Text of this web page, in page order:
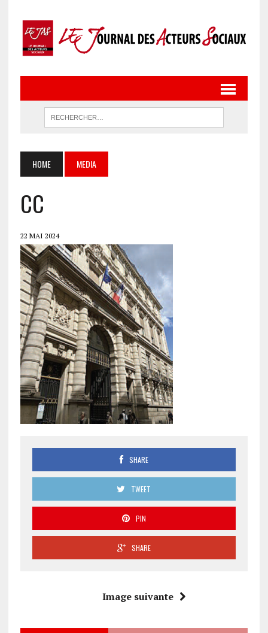
HOME MEDIA
CC
22 MAI 2024
SHARE
TWEET
PIN
SHARE
Image suivante